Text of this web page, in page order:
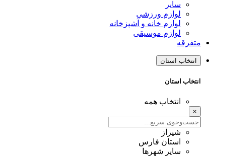
لوازم ورزشی
لوازم خانه و آشپزخانه
لوازم موسیقی
استان
استان
انتخاب همه
استان فارس
سایر شهرها